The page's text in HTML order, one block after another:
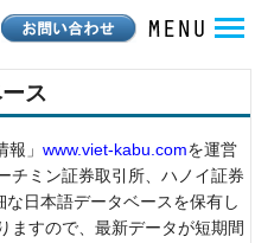
ス
」 www.viet-kabu.comを運営
チミン証券取引所、ハノイ証券
日本語データベースを保有し
ますので、最新データが短期間